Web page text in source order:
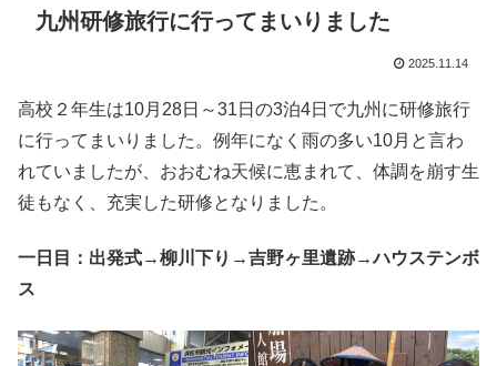
九州研修旅行に行ってまいりました
2025.11.14
高校２年生は10月28日～31日の3泊4日で九州に研修旅行
に行ってまいりました。例年になく雨の多い10月と言わ
れていましたが、おおむね天候に恵まれて、体調を崩す生
徒もなく、充実した研修となりました。
一日目：出発式→柳川下り→吉野ヶ里遺跡→ハウステンボ
ス